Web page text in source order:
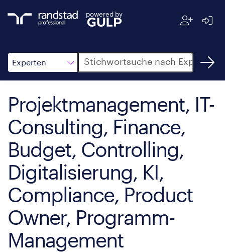
powered by
Experten
Suche
Projektmanagement, IT-
Consulting, Finance,
Budget, Controlling,
Digitalisierung, KI,
Compliance, Product
Owner, Programm-
Management